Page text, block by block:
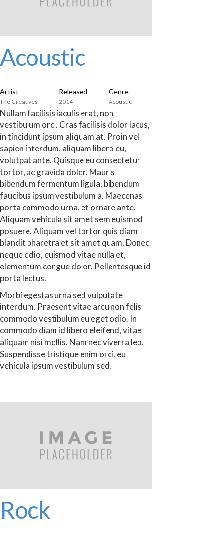
Acoustic
Artist
The Creatives
Released
2014
Genre
Acoustic
Nullam facilisis iaculis erat, non
vestibulum orci. Cras facilisis dolor lacus,
in tincidunt ipsum aliquam at. Proin vel
sapien interdum, aliquam libero eu,
volutpat ante. Quisque eu consectetur
tortor, ac gravida dolor. Mauris
bibendum fermentum ligula, bibendum
faucibus ipsum vestibulum a. Maecenas
porta commodo urna, et ornare ante.
Aliquam vehicula sit amet sem euismod
posuere. Aliquam vel tortor quis diam
blandit pharetra et sit amet quam. Donec
neque odio, euismod vitae nulla et,
elementum congue dolor. Pellentesque id
porta lectus.
Morbi egestas urna sed vulputate
interdum. Praesent vitae arcu non felis
commodo vestibulum eu eget odio. In
commodo diam id libero eleifend, vitae
aliquam nisi mollis. Nam nec viverra leo.
Suspendisse tristique enim orci, eu
vehicula ipsum vestibulum sed.
Rock